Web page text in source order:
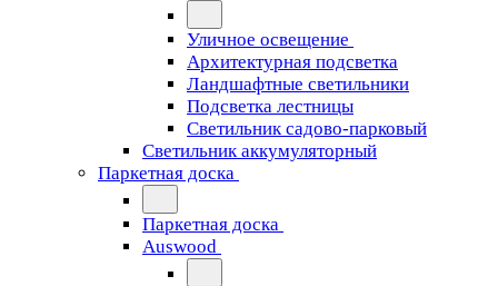
Уличное освещение
Архитектурная подсветка
Ландшафтные светильники
Подсветка лестницы
Светильник садово-парковый
Светильник аккумуляторный
Паркетная доска
Паркетная доска
Auswood